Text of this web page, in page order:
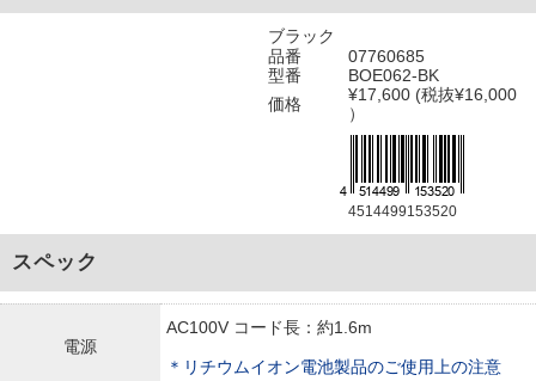
ブラック
品番
07760685
型番
BOE062-BK
価格
¥17,600 (税抜¥16,000
）
4514499153520
スペック
電源
AC100V コード長：約1.6m
＊リチウムイオン電池製品のご使用上の注意